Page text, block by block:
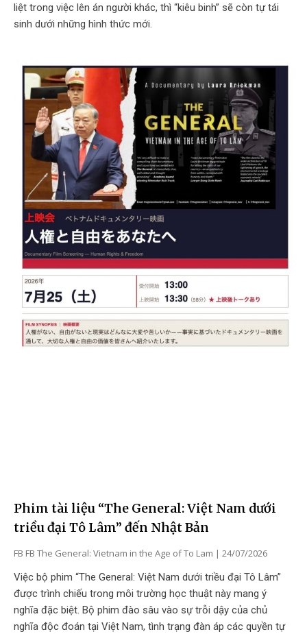
liệt trong việc lên án người khác, thì “kiêu binh” sẽ còn tự tái
sinh dưới những hình thức mới.
Phim tài liệu “The General: Việt Nam dưới
triều đại Tô Lâm” đến Nhật Bản
FB FB The General: Vietnam in the Age of To Lam
24/07/2026
Việc bộ phim “The General: Việt Nam dưới triều đại Tô Lâm”
được trình chiếu trong môi trường học thuật này mang ý
nghĩa đặc biệt. Bộ phim đào sâu vào sự trỗi dậy của chủ
nghĩa độc đoán tại Việt Nam, tình trạng đàn áp các quyền tự